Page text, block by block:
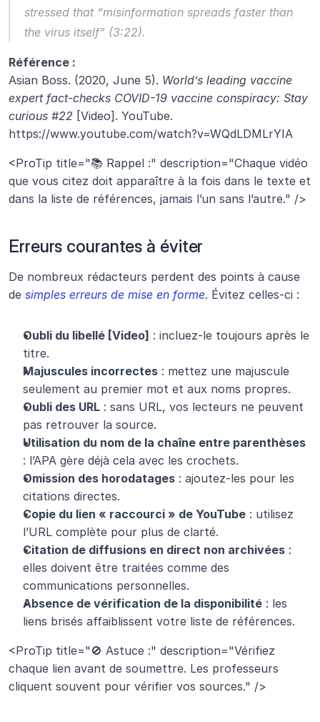
stressed that “misinformation spreads faster than
the virus itself” (3:22).
Référence :
Asian Boss. (2020, June 5). World’s leading vaccine
expert fact-checks COVID-19 vaccine conspiracy: Stay
curious #22 [Video]. YouTube.
https://www.youtube.com/watch?v=WQdLDMLrYIA
<ProTip title="📚 Rappel :" description="Chaque vidéo
que vous citez doit apparaître à la fois dans le texte et
dans la liste de références, jamais l’un sans l’autre." />
Erreurs courantes à éviter
De nombreux rédacteurs perdent des points à cause
de simples erreurs de mise en forme. Évitez celles-ci :
Oubli du libellé [Video] : incluez-le toujours après le
titre.
Majuscules incorrectes : mettez une majuscule
seulement au premier mot et aux noms propres.
Oubli des URL : sans URL, vos lecteurs ne peuvent
pas retrouver la source.
Utilisation du nom de la chaîne entre parenthèses
: l’APA gère déjà cela avec les crochets.
Omission des horodatages : ajoutez-les pour les
citations directes.
Copie du lien « raccourci » de YouTube : utilisez
l’URL complète pour plus de clarté.
Citation de diffusions en direct non archivées :
elles doivent être traitées comme des
communications personnelles.
Absence de vérification de la disponibilité : les
liens brisés affaiblissent votre liste de références.
<ProTip title="🚫 Astuce :" description="Vérifiez
chaque lien avant de soumettre. Les professeurs
cliquent souvent pour vérifier vos sources." />